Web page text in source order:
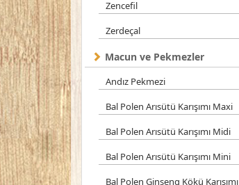
Zencefil
Zerdeçal
Macun ve Pekmezler
Andız Pekmezi
Bal Polen Arısütü Karışımı Maxi
Bal Polen Arısütü Karışımı Midi
Bal Polen Arısütü Karışımı Mini
Bal Polen Ginseng Kökü Karışımı